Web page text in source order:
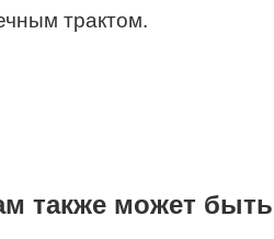
трактом.
также может